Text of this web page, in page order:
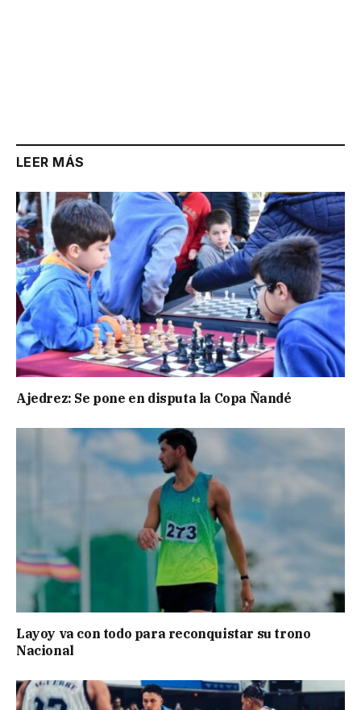
LEER MÁS
Ajedrez: Se pone en disputa la Copa Ñandé
Layoy va con todo para reconquistar su trono
Nacional